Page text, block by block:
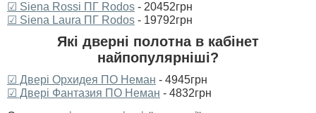
☑ Siena Rossi ПГ Rodos - 20452грн
☑ Siena Laura ПГ Rodos - 19792грн
Які дверні полотна в кабінет
найпопулярніші?
☑ Двері Орхидея ПО Неман - 4945грн
☑ Двері Фантазия ПО Неман - 4832грн